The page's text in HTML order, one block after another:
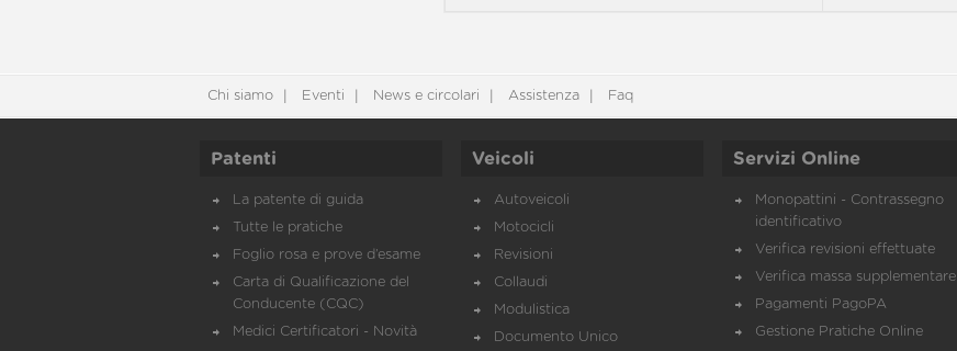
Chi siamo Eventi News e circolari Assistenza Faq
Patenti
La patente di guida
Tutte le pratiche
Foglio rosa e prove d’esame
Carta di Qualificazione del
Conducente (CQC)
Medici Certificatori - Novità
Veicoli
Autoveicoli
Motocicli
Revisioni
Collaudi
Modulistica
Documento Unico
Servizi Online
Monopattini - Contrassegno
identificativo
Verifica revisioni effettuate
Verifica massa supplementare
Pagamenti PagoPA
Gestione Pratiche Online